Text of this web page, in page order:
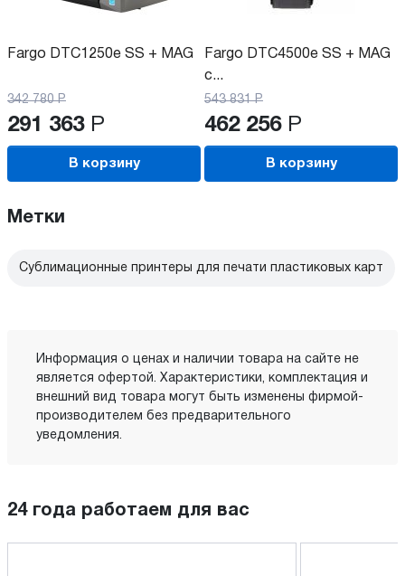
Fargo DTC1250e SS + MAG
342 780 Р
291 363 Р
В корзину
Fargo DTC4500e SS + MAG
с...
543 831 Р
462 256 Р
В корзину
Метки
Сублимационные принтеры для печати пластиковых карт
Информация о ценах и наличии товара на сайте не
является офертой. Характеристики, комплектация и
внешний вид товара могут быть изменены фирмой-
производителем без предварительного
уведомления.
24 года работаем для вас